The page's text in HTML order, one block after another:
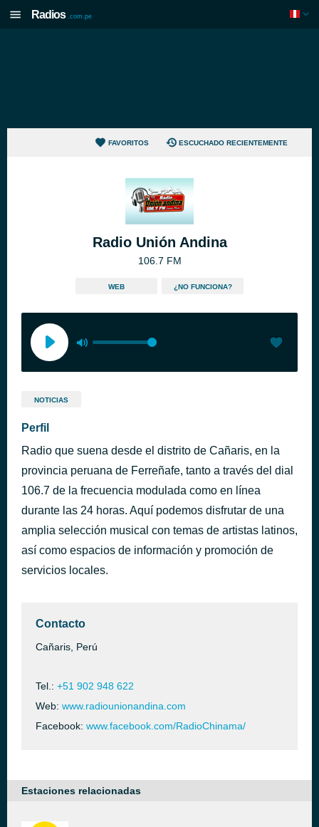
Radios .com.pe
FAVORITOS ESCUCHADO RECIENTEMENTE
Radio Unión Andina
106.7 FM
WEB ¿NO FUNCIONA?
NOTICIAS
Perfil
Radio que suena desde el distrito de Cañaris, en la
provincia peruana de Ferreñafe, tanto a través del dial
106.7 de la frecuencia modulada como en línea
durante las 24 horas. Aquí podemos disfrutar de una
amplia selección musical con temas de artistas latinos,
así como espacios de información y promoción de
servicios locales.
Contacto
Cañaris, Perú
Tel.: +51 902 948 622
Web: www.radiounionandina.com
Facebook: www.facebook.com/RadioChinama/
Estaciones relacionadas